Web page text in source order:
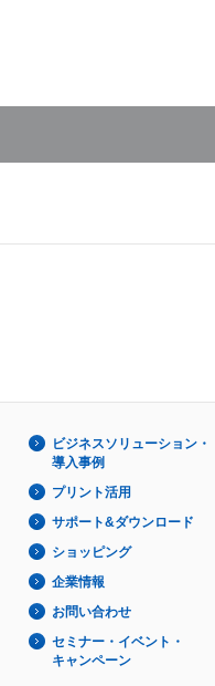
ビジネスソリューション・
導入事例
プリント活用
サポート&ダウンロード
ショッピング
企業情報
お問い合わせ
セミナー・イベント・
キャンペーン